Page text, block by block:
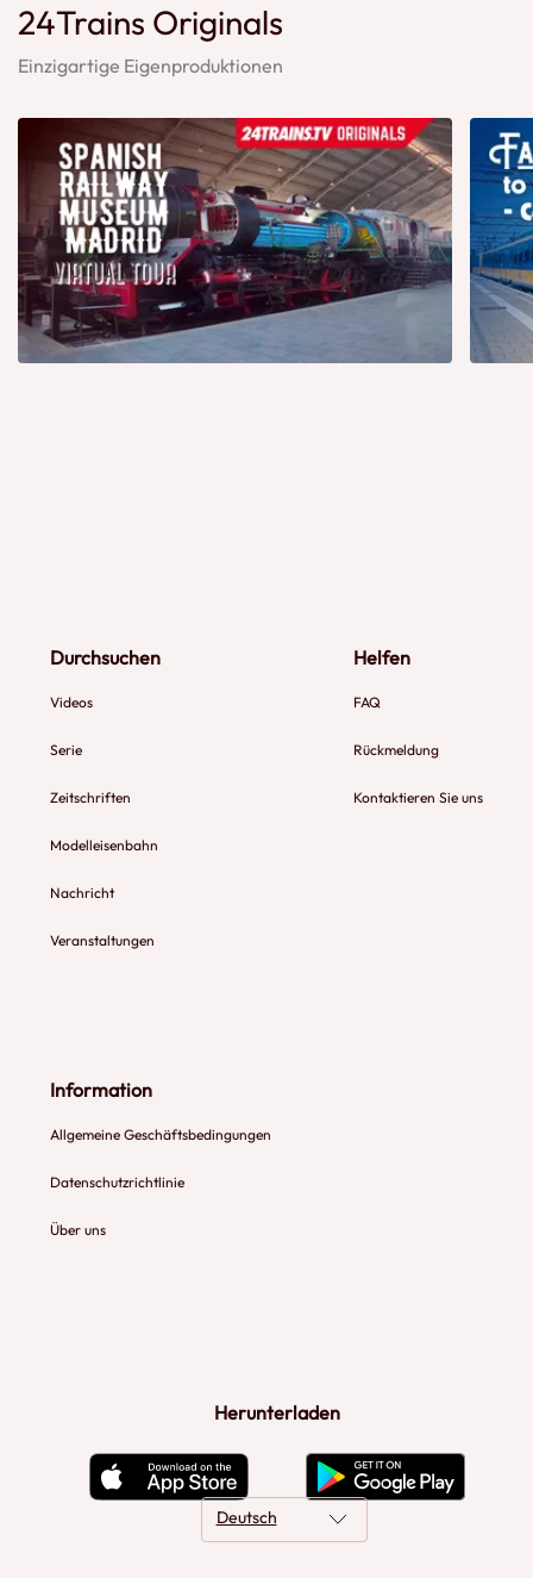
24Trains Originals
Einzigartige Eigenproduktionen
Durchsuchen
Videos
Serie
Zeitschriften
Modelleisenbahn
Nachricht
Veranstaltungen
Helfen
FAQ
Rückmeldung
Kontaktieren Sie uns
Information
Allgemeine Geschäftsbedingungen
Datenschutzrichtlinie
Über uns
Herunterladen
Deutsch